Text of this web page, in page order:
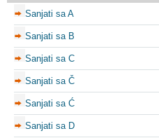
Sanjati sa A
Sanjati sa B
Sanjati sa C
Sanjati sa Č
Sanjati sa Ć
Sanjati sa D